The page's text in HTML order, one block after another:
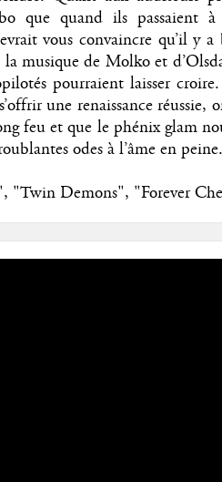
que quand ils passaient
vous convaincre qu’il y a
musique de Molko et
pourraient laisser
une renaissance réussie,
feu et que le phénix glam
odes à l’âme en
"Twin Demons", "Forever